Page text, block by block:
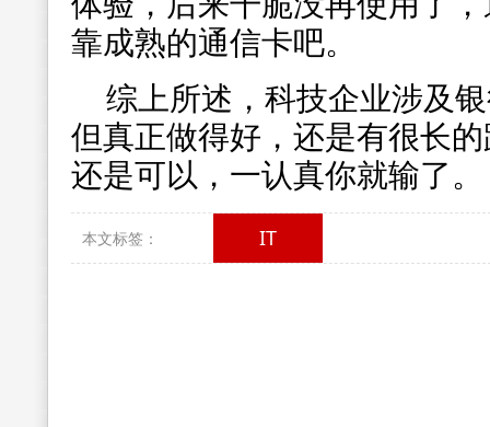
靠成熟的通信卡吧。
综上所述，科技企业涉及
但真正做得好，还是有很长
还是可以，一认真你就输了。
本文标签： IT